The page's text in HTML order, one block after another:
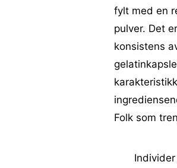
fylt med en
pulver. Det
konsistens
Folk som